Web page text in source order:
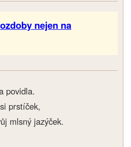
nejen na
povidla.
prstíček,
mlsný jazýček.